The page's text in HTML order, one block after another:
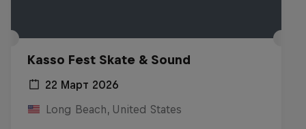
Kasso Fest Skate & Sound
22 Март 2026
Long Beach, United States